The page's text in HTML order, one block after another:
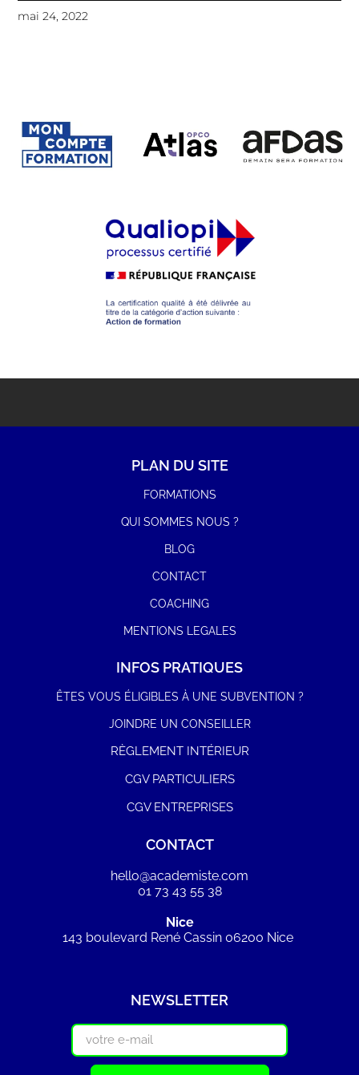
mai 24, 2022
PLAN DU SITE
FORMATIONS
QUI SOMMES NOUS ?
BLOG
CONTACT
COACHING
MENTIONS LEGALES
INFOS PRATIQUES
ÊTES VOUS ÉLIGIBLES À UNE SUBVENTION ?
JOINDRE UN CONSEILLER
RÈGLEMENT INTÉRIEUR
CGV PARTICULIERS
CGV ENTREPRISES
CONTACT
hello@academiste.com
01 73 43 55 38
Nice
143 boulevard René Cassin 06200 Nice
NEWSLETTER